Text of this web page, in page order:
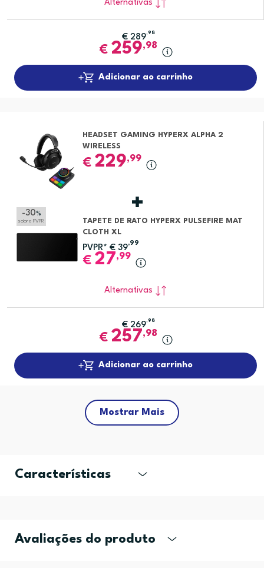
Alternativas
€ 289,98
€ 259,98
Adicionar ao carrinho
HEADSET GAMING HYPERX ALPHA 2
WIRELESS
€ 229,99
-30 %
sobre PVPR
TAPETE DE RATO HYPERX PULSEFIRE MAT
CLOTH XL
PVPR* € 39
,99
€ 27,99
Alternativas
€ 269,98
€ 257,98
Adicionar ao carrinho
Mostrar Mais
Características
Avaliações do produto